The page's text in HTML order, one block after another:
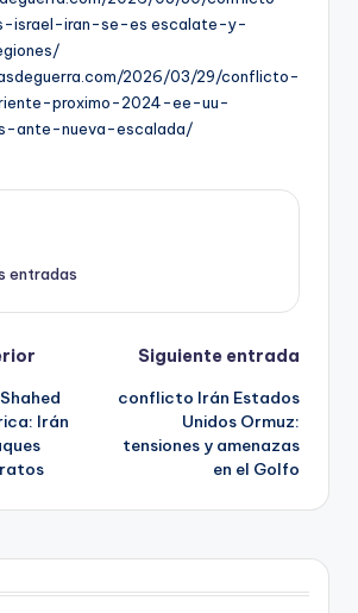
israel-iran-se-es escalate-y-
2026/03/29/conflicto-
proximo-2024-ee-uu-
ante-nueva-escalada/
entradas
Irán
Siguiente entrada
conflicto Irán Estados
Unidos Ormuz:
tensiones y amenazas
en el Golfo